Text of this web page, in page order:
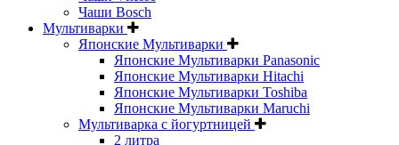
Чаши Bosch
Мультиварки
Японские Мультиварки
Японские Мультиварки Panasonic
Японские Мультиварки Hitachi
Японские Мультиварки Toshiba
Японские Мультиварки Maruchi
Мультиварка с йогуртницей
2 литра